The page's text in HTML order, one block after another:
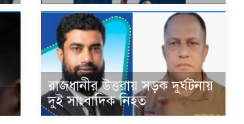
রাজধানীর উত্তরায় সড়ক দুর্ঘটনায়
দুই সাংবাদিক নিহত